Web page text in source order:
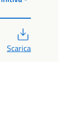
Scarica